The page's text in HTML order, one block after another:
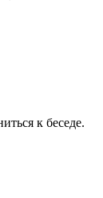
к беседе.